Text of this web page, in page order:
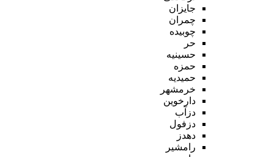
جایزان
چمران
چوبیده
حر
حسینیه
حمزه
حمیدیه
خرمشهر
دارخوین
دزآب
دزفول
دهدز
رامشیر